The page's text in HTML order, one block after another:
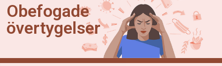
Obefogade
övertygelser